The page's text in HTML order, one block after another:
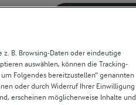
B. Browsing-Daten oder eindeutige
auswählen, können die Tracking-
Folgendes bereitzustellen“ genannten
oder durch Widerruf Ihrer Einwilligung
erscheinen möglicherweise Inhalte und